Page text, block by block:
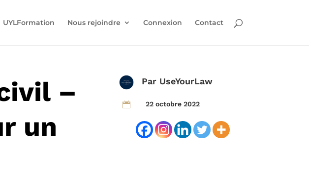
UYLFormation Nous rejoindre Connexion Contact
–
un
Par UseYourLaw
 22 octobre 2022